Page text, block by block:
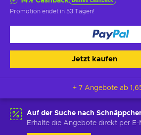
Promotion endet in 53 Tagen!
Jetzt kaufen
+ 7 Angebote ab
Auf der Suche nach
Erhalte die Angebote direkt per E-